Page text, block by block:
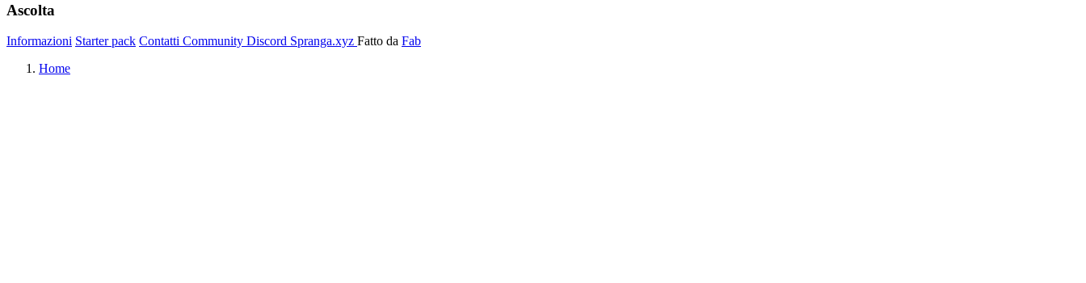
Ascolta
Informazioni Starter pack Contatti Community Discord Spranga.xyz Fatto da Fab
Home